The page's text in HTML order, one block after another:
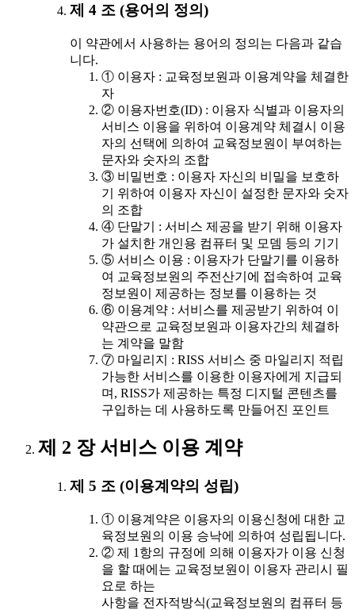
제 4 조 (용어의 정의)
이 약관에서 사용하는 용어의 정의는 다음과 같습
니다.
① 이용자 : 교육정보원과 이용계약을 체결한
자
② 이용자번호(ID) : 이용자 식별과 이용자의
서비스 이용을 위하여 이용계약 체결시 이용
자의 선택에 의하여 교육정보원이 부여하는
문자와 숫자의 조합
③ 비밀번호 : 이용자 자신의 비밀을 보호하
기 위하여 이용자 자신이 설정한 문자와 숫자
의 조합
④ 단말기 : 서비스 제공을 받기 위해 이용자
가 설치한 개인용 컴퓨터 및 모뎀 등의 기기
⑤ 서비스 이용 : 이용자가 단말기를 이용하
여 교육정보원의 주전산기에 접속하여 교육
정보원이 제공하는 정보를 이용하는 것
⑥ 이용계약 : 서비스를 제공받기 위하여 이
약관으로 교육정보원과 이용자간의 체결하
는 계약을 말함
⑦ 마일리지 : RISS 서비스 중 마일리지 적립
가능한 서비스를 이용한 이용자에게 지급되
며, RISS가 제공하는 특정 디지털 콘텐츠를
구입하는 데 사용하도록 만들어진 포인트
제 2 장 서비스 이용 계약
제 5 조 (이용계약의 성립)
① 이용계약은 이용자의 이용신청에 대한 교
육정보원의 이용 승낙에 의하여 성립됩니다.
② 제 1항의 규정에 의해 이용자가 이용 신청
을 할 때에는 교육정보원이 이용자 관리시 필
요로 하는
사항을 전자적방식(교육정보원의 컴퓨터 등